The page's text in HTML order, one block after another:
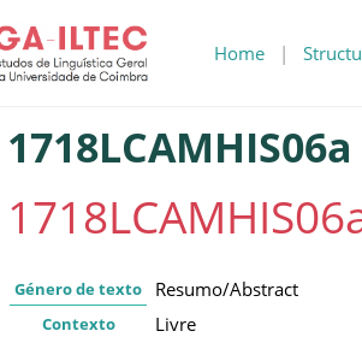
Home |
1718LCAMHIS06a
Género de texto Resumo/Abstract
Contexto Livre